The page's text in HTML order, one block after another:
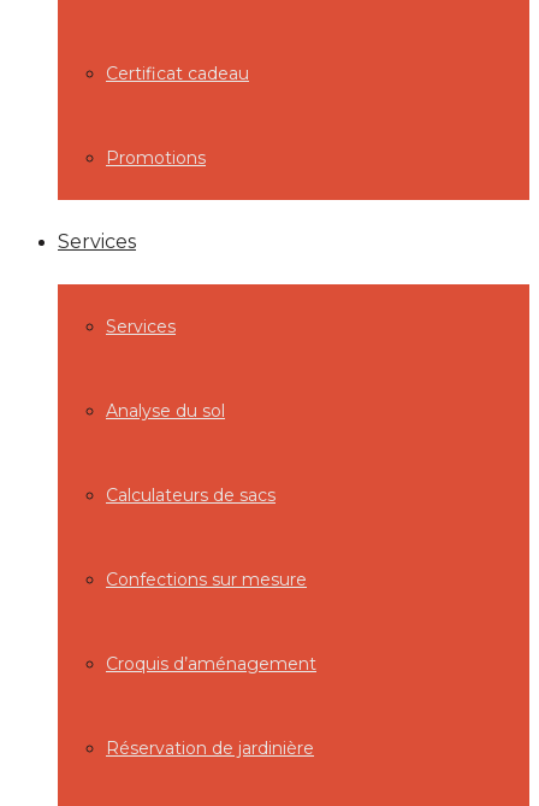
Certificat cadeau
Promotions
Services
Services
Analyse du sol
Calculateurs de sacs
Confections sur mesure
Croquis d’aménagement
Réservation de jardinière